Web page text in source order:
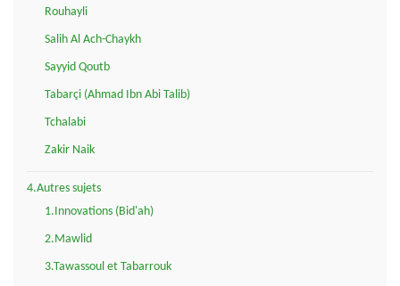
Rouhayli
Salih Al Ach-Chaykh
Sayyid Qoutb
Tabarçi (Ahmad Ibn Abi Talib)
Tchalabi
Zakir Naik
4.Autres sujets
1.Innovations (Bid'ah)
2.Mawlid
3.Tawassoul et Tabarrouk